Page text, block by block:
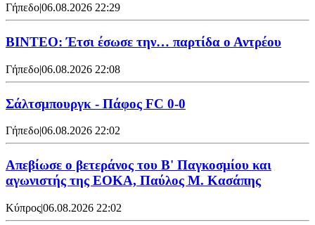
Γήπεδο06.08.2026 22:29
ΒΙΝΤΕΟ: Έτσι έσωσε την… παρτίδα ο Αντρέου
Γήπεδο|06.08.2026 22:08
Σάλτσμπουργκ - Πάφος FC 0-0
Γήπεδο|06.08.2026 22:02
Απεβίωσε ο βετεράνος του Β' Παγκοσμίου και
αγωνιστής της ΕΟΚΑ, Παύλος Μ. Κασάπης
Κύπρος|06.08.2026 22:02